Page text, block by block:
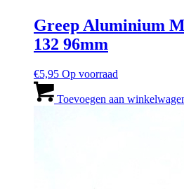
Greep Aluminium
132 96mm
€5,95 Op voorraad
Toevoegen aan